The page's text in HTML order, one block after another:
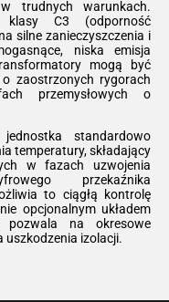
trudnych warunkach.
klasy C3 (odporność
silne zanieczyszczenia i
niska emisja
mogą być
zaostrzonych rygorach
przemysłowych o
standardowo
temperatury, składający
w fazach uzwojenia
przekaźnika
to ciągłą kontrolę
opcjonalnym układem
pozwala na okresowe
uszkodzenia izolacji.